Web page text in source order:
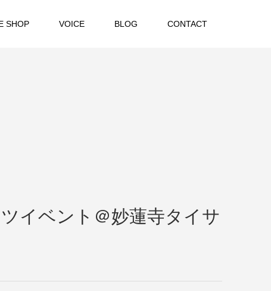
SHOP VOICE BLOG CONTACT
イベント＠妙蓮寺タイサ